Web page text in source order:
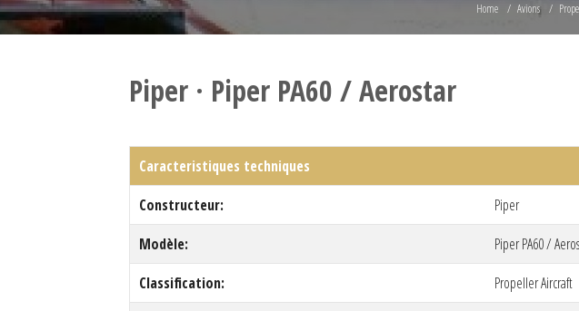
Home Avions
Piper · Piper PA60 / Aerostar
Caracteristiques techniques
Constructeur:
Piper
Modèle:
Piper PA60 /
Classification:
Propeller Aircraft